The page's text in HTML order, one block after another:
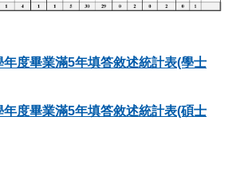
年度畢業滿5年填答敘述統計表(學士
年度畢業滿5年填答敘述統計表(碩士